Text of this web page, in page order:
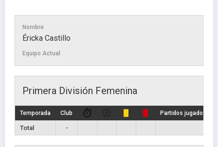
Nombre
Éricka Castillo
Equipo Actual
Primera División Femenina
Temporada Club Partidos jugados
Total -